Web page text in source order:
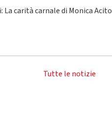
La carità carnale di Monica Acito
Tutte le notizie